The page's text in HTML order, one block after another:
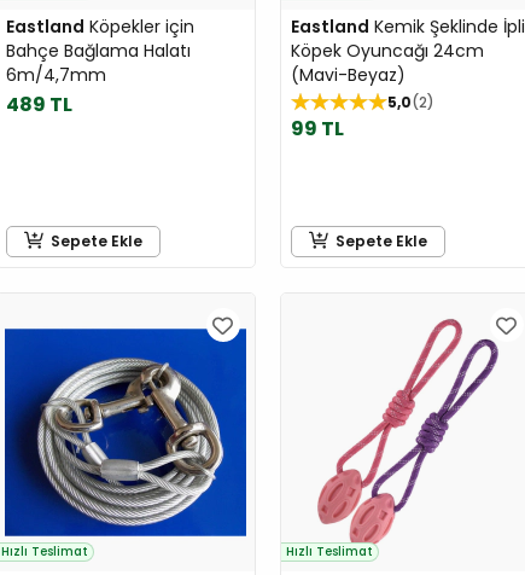
Eastland Köpekler için
Bahçe Bağlama Halatı
6m/4,7mm
489 TL
Sepete Ekle
Eastland Kemik Şeklinde İpli
Köpek Oyuncağı 24cm
(Mavi-Beyaz)
5,0 2
99 TL
Sepete Ekle
Hızlı Teslimat Hızlı Teslimat